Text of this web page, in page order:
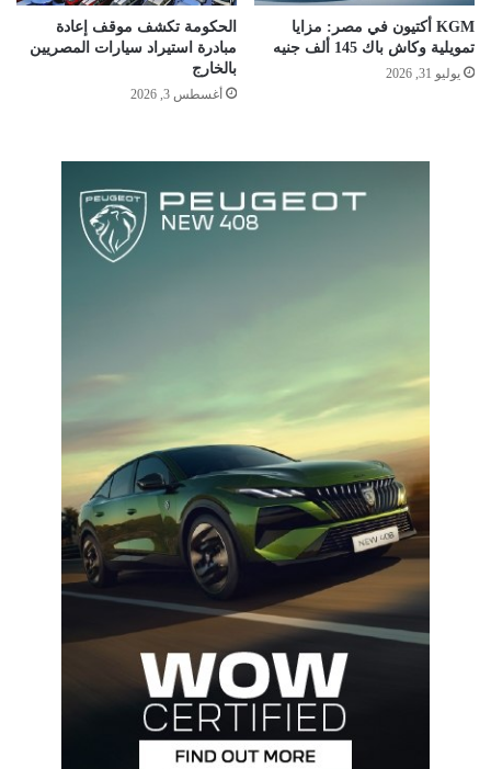
KGM أكتيون في مصر: مزايا
تمويلية وكاش باك 145 ألف جنيه
يوليو 31, 2026
الحكومة تكشف موقف إعادة
مبادرة استيراد سيارات المصريين
بالخارج
أغسطس 3, 2026